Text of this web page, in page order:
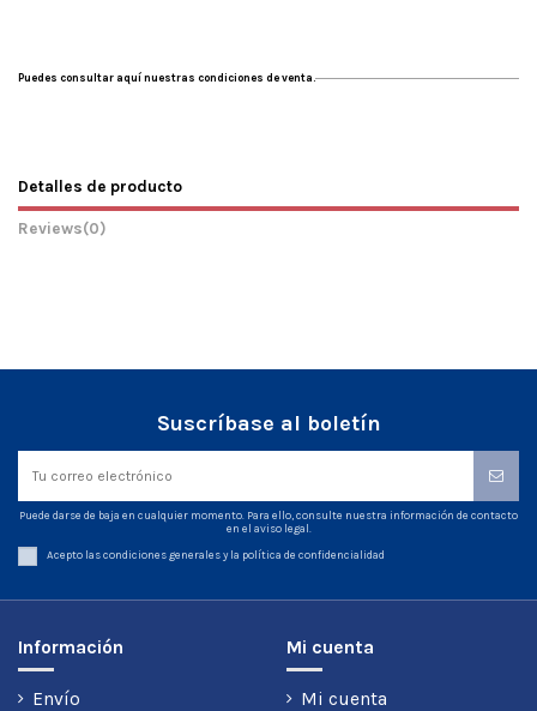
Puedes consultar aquí nuestras condiciones de venta.
Detalles de producto
Reviews(0)
Suscríbase al boletín
Puede darse de baja en cualquier momento. Para ello, consulte nuestra información de contacto
en el aviso legal.
Acepto las condiciones generales y la política de confidencialidad
Información
Envío
Mi cuenta
Mi cuenta